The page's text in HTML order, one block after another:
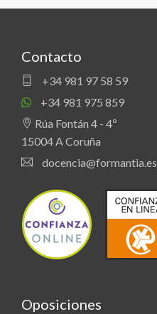
Contacto
+34 981 97 58 59
+34 981 975 859
Rúa Fontán 4 - 4º
15004 A Coruña
docencia@formantia.es
Oposiciones